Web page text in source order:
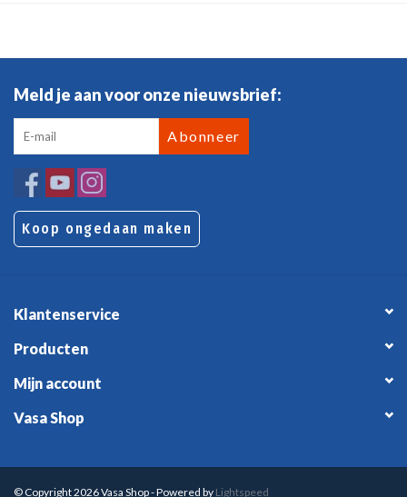
Meld je aan voor onze nieuwsbrief:
Abonneer
Koop ongedaan maken
Klantenservice
Producten
Mijn account
Vasa Shop
© Copyright 2026 Vasa Shop - Powered by Lightspeed